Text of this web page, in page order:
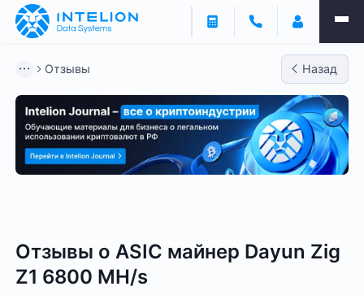
Отзывы Назад
Отзывы о ASIC майнер Dayun Zig
Z1 6800 MH/s